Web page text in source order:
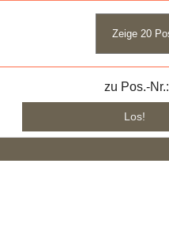
zu Pos.-Nr.: